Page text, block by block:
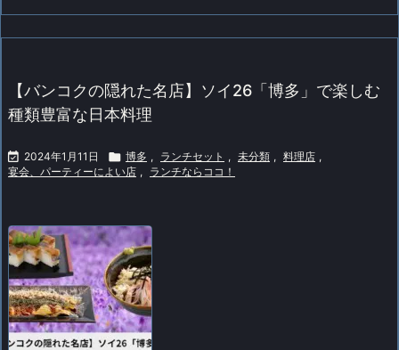
【バンコクの隠れた名店】ソイ26「博多」で楽しむ
種類豊富な日本料理
 2024年1月11日  博多 , ランチセット , 未分類 , 料理店 ,
宴会、パーティーによい店 , ランチならココ！